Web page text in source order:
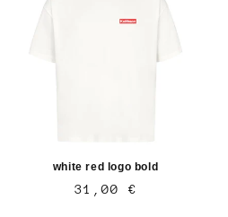
white red logo bold
Normaler
31,00 €